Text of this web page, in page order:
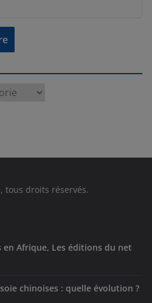
, tous droits réservés.
Afrique, Les éditions du net
chinoises : quelle évolution ?